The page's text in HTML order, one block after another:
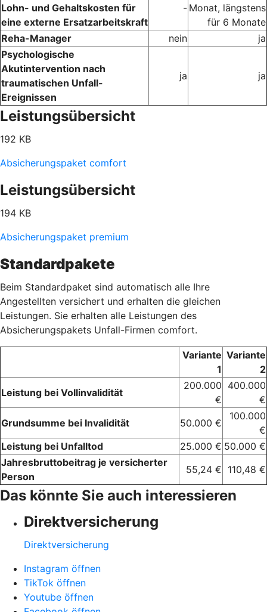
Lohn- und Gehaltskosten für
eine externe Ersatzarbeitskraft
- Monat, längstens
für 6 Monate
Reha-Manager
nein
ja
Psychologische
Akutintervention nach
traumatischen Unfall-
Ereignissen
ja ja
Leistungsübersicht
192 KB
Absicherungspaket comfort
Leistungsübersicht
194 KB
Absicherungspaket premium
Standardpakete
Beim Standardpaket sind automatisch alle Ihre
Angestellten versichert und erhalten die gleichen
Leistungen. Sie erhalten alle Leistungen des
Absicherungspakets Unfall-Firmen comfort.
Variante
1
Variante
2
Leistung bei Vollinvalidität
200.000
€
400.000
€
Grundsumme bei Invalidität
50.000 €
100.000
€
Leistung bei Unfalltod
25.000 € 50.000 €
Jahresbruttobeitrag je versicherter
Person
55,24 € 110,48 €
Das könnte Sie auch interessieren
Direktversicherung
Direktversicherung
Instagram öffnen
TikTok öffnen
Youtube öffnen